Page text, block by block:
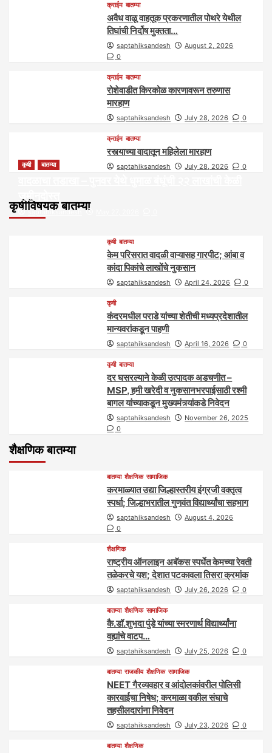
क्राईम बातम्या
अवैध वाळू वाहतूक प्रकरणातील पोथरे येथील
तिघांची निर्दोष मुक्तता…
saptahiksandesh
August 2, 2026
0
क्राईम बातम्या
रोशेवाडीत किरकोळ कारणावरून तरुणास
मारहाण
saptahiksandesh July 28, 2026 0
क्राईम बातम्या
रस्त्याच्या वादातून महिलेला मारहाण
saptahiksandesh July 28, 2026 0
कृषीविषयक बातम्या
कृषी बातम्या
saptahiksandesh
कृषी बातम्या
केम परिसरात वादळी वाऱ्यासह गारपीट; आंबा व
कांदा पिकांचे लाखोंचे नुकसान
saptahiksandesh April 24, 2026 0
कृषी
कंदरमधील पराडे यांच्या शेतीची मध्यप्रदेशातील
मान्यवरांकडून पाहणी
saptahiksandesh April 16, 2026 0
कृषी बातम्या
दर घसरल्याने केळी उत्पादक अडचणीत –
MSP, हमी खरेदी व नुकसानभरपाईसाठी रश्मी
बागल यांच्याकडून मुख्यमंत्र्यांकडे निवेदन
saptahiksandesh
November 26, 2025
0
शैक्षणिक बातम्या
बातम्या शैक्षणिक सामाजिक
करमाळ्यात उद्या जिल्हास्तरीय इंग्रजी वक्तृत्व
स्पर्धा; जिल्हाभरातील गुणवंत विद्यार्थ्यांचा सहभाग
saptahiksandesh
August 4, 2026
0
शैक्षणिक
राष्ट्रीय ऑनलाइन अबॅकस स्पर्धेत केमच्या रेवती
तळेकरचे यश; देशात पटकावला तिसरा क्रमांक
saptahiksandesh July 26, 2026 0
बातम्या शैक्षणिक सामाजिक
कै.डॉ.शुभदा पुंडे यांच्या स्मरणार्थ विद्यार्थ्यांना
वह्यांचे वाटप…
saptahiksandesh July 25, 2026 0
बातम्या राजकीय शैक्षणिक सामाजिक
NEET गैरव्यवहार व आंदोलकांवरील पोलिसी
कारवाईचा निषेध; करमाळा वकील संघाचे
तहसीलदारांना निवेदन
saptahiksandesh July 23, 2026 0
बातम्या शैक्षणिक